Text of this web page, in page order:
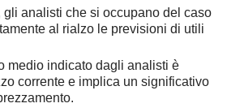
gli analisti che si occupano del caso
al rialzo le previsioni di utili
medio indicato dagli analisti è
corrente e implica un significativo